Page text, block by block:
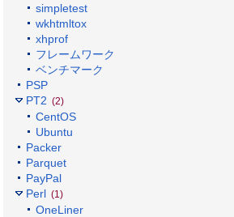
simpletest
wkhtmltox
xhprof
フレームワーク
ベンチマーク
PSP
PT2 (2)
CentOS
Ubuntu
Packer
Parquet
PayPal
Perl (1)
OneLiner